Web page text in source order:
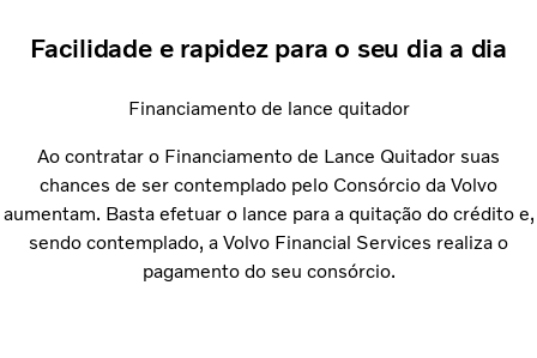
Facilidade e rapidez para o seu dia a dia
Financiamento de lance quitador
Ao contratar o Financiamento de Lance Quitador suas
chances de ser contemplado pelo Consórcio da Volvo
aumentam. Basta efetuar o lance para a quitação do crédito e,
sendo contemplado, a Volvo Financial Services realiza o
pagamento do seu consórcio.